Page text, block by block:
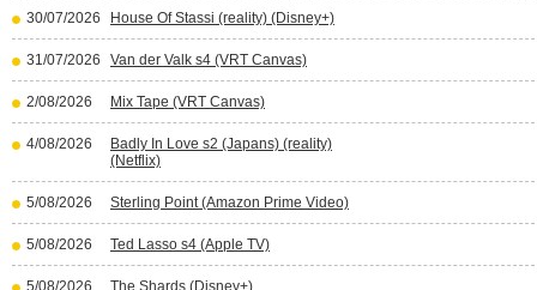
30/07/2026 House Of Stassi (reality) (Disney+)
31/07/2026 Van der Valk s4 (VRT Canvas)
2/08/2026 Mix Tape (VRT Canvas)
4/08/2026
Badly In Love s2 (Japans) (reality)
(Netflix)
5/08/2026 Sterling Point (Amazon Prime Video)
5/08/2026 Ted Lasso s4 (Apple TV)
5/08/2026 The Shards (Disney+)